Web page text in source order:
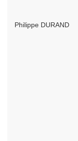
Philippe DURAND